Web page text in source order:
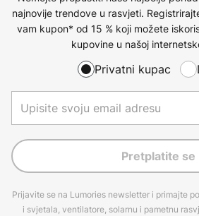
najnovije trendove u rasvjeti.
vam kupon* od 15 % koji možete
kupovine u našoj
Privatni kupac
Pretplatite se
Prijavite se na Lumories newsletter i primajte
i svjetala, ventilatore, solarnu i pametnu